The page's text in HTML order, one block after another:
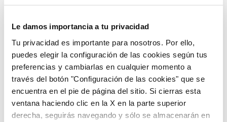
Le damos importancia a tu privacidad
Tu privacidad es importante para nosotros. Por ello,
puedes elegir la configuración de las cookies según tus
preferencias y cambiarlas en cualquier momento a
través del botón "Configuración de las cookies" que se
encuentra en el pie de página del sitio. Si cierras esta
ventana haciendo clic en la X en la parte superior
derecha, seguirás navegando y sólo se almacenarán en
fullscreen Explorar en el mapa